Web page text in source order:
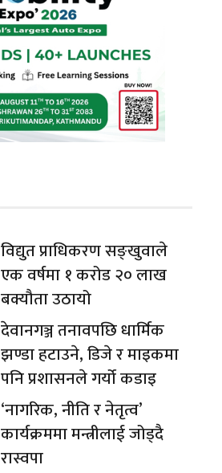
विद्युत प्राधिकरण सङ्खुवाले
एक वर्षमा १ करोड २० लाख
बक्यौता उठायो
देवानगञ्ज तनावपछि धार्मिक
झण्डा हटाउने, डिजे र माइकमा
पनि प्रशासनले गर्यो कडाइ
‘नागरिक, नीति र नेतृत्व’
कार्यक्रममा मन्त्रीलाई जोड्दै
रास्वपा